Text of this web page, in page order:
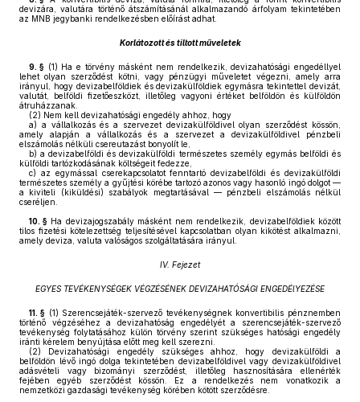
devizára, valutára történő átszámításánál alkalmazandó árfolyam tekintetében
az MNB jegybanki rendelkezésben előírást adhat.
Korlátozott és tiltott műveletek
9. § (1) Ha e törvény másként nem rendelkezik, devizahatósági engedéllyel
lehet olyan szerződést kötni, vagy pénzügyi műveletet végezni, amely arra
irányul, hogy devizabelföldiek és devizakülföldiek egymásra tekintettel devizát,
valutát, belföldi fizetőeszközt, illetőleg vagyoni értéket belföldön és külföldön
átruházzanak.
(2) Nem kell devizahatósági engedély ahhoz, hogy
a) a vállalkozás és a szervezet devizakülföldivel olyan szerződést kössön,
amely alapján a vállalkozás és a szervezet a devizakülföldivel pénzbeli
elszámolás nélküli csereutazást bonyolít le,
b) a devizabelföldi és devizakülföldi természetes személy egymás belföldi és
külföldi tartózkodásának költségeit fedezze,
c) az egymással cserekapcsolatot fenntartó devizabelföldi és devizakülföldi
természetes személy a gyűjtési körébe tartozó azonos vagy hasonló ingó dolgot —
a kiviteli (kiküldési) szabályok megtartásával — pénzbeli elszámolás nélkül
cseréljen.
10. § Ha devizajogszabály másként nem rendelkezik, devizabelföldiek között
tilos fizetési kötelezettség teljesítésével kapcsolatban olyan kikötést alkalmazni,
amely deviza, valuta valóságos szolgáltatására irányul.
IV. Fejezet
EGYES TEVÉKENYSÉGEK VÉGZÉSÉNEK DEVIZAHATÓSÁGI ENGEDÉlYEZÉSE
11. § (1) Szerencsejáték-szervező tevékenységnek konvertibilis pénznemben
történő végzéséhez a devizahatóság engedélyét a szerencsejáték-szervező
tevékenység folytatásához külön törvény szerint szükséges hatósági engedély
iránti kérelem benyújtása előtt meg kell szerezni.
(2) Devizahatósági engedély szükséges ahhoz, hogy devizakülföldi a
belföldön lévő ingó dolga tekintetében devizabelföldivel vagy devizakülföldivel
adásvételi vagy bizományi szerződést, illetőleg hasznosítására ellenérték
fejében egyéb szerződést kössön. Ez a rendelkezés nem vonatkozik a
nemzetközi gazdasági tevékenység körében kötött szerződésre.